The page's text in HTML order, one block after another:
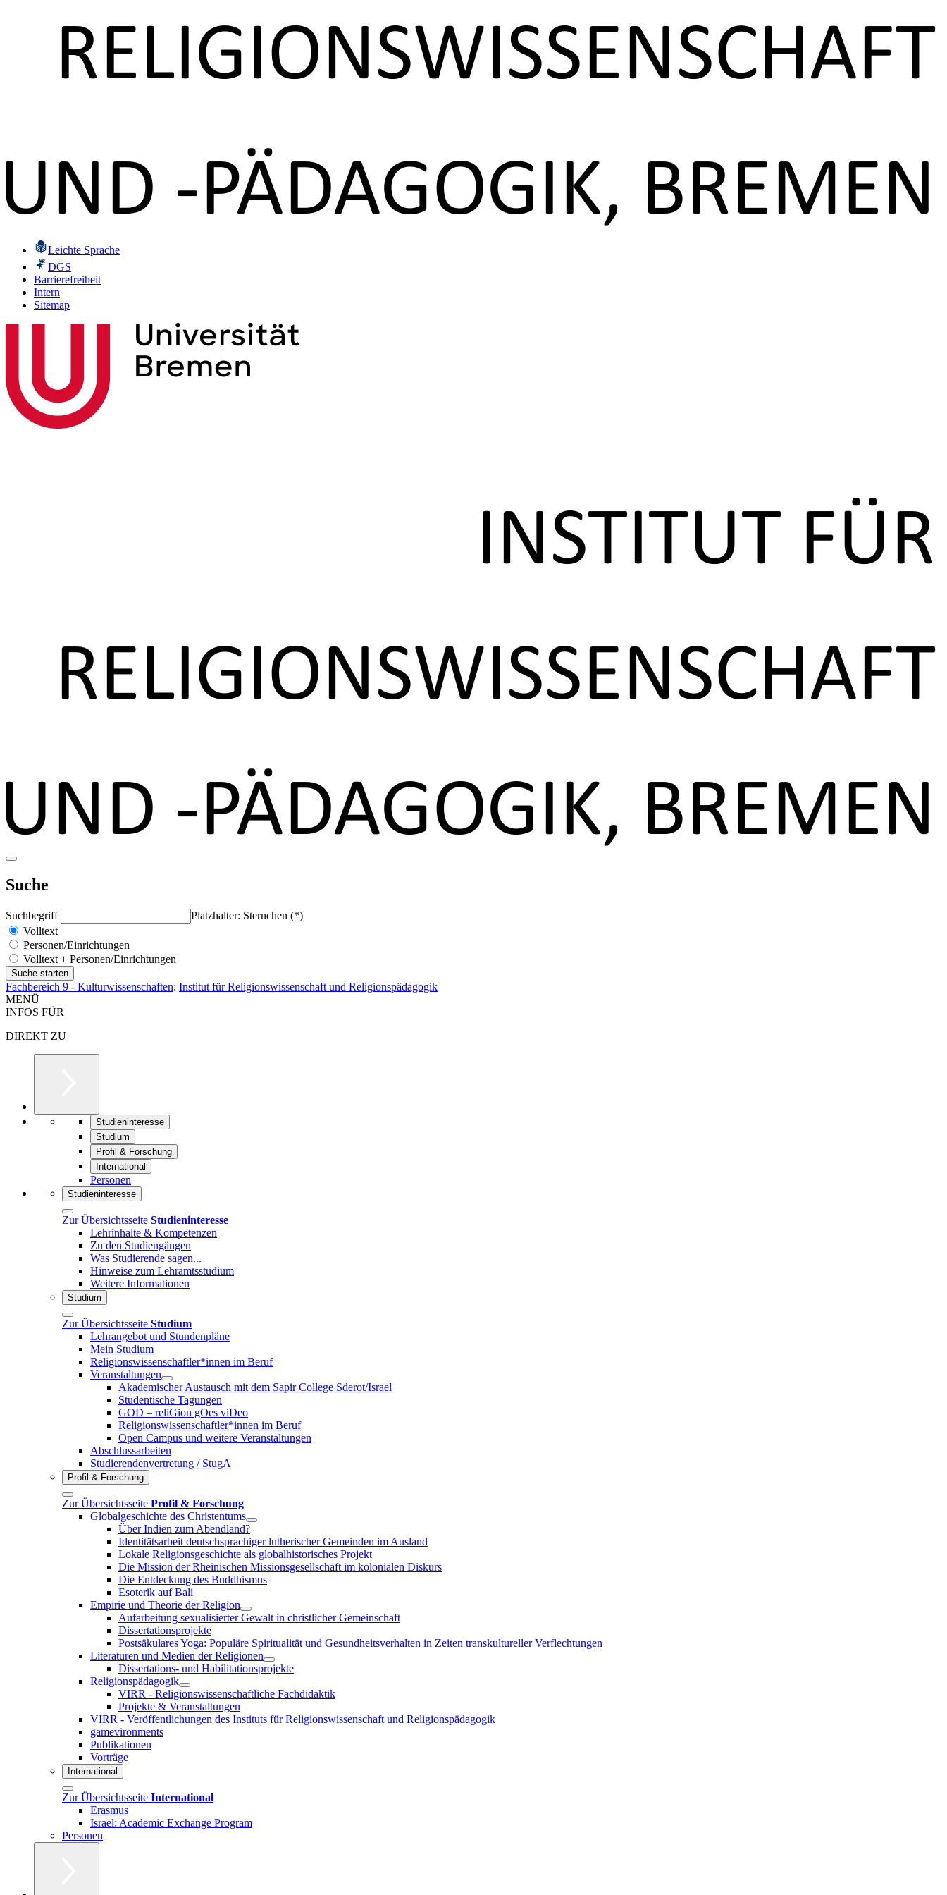
Leichte Sprache
DGS
Barrierefreiheit
Intern
Sitemap
Suche
Suchbegriff
Platzhalter: Sternchen (*)
Volltext
Personen/Einrichtungen
Volltext + Personen/Einrichtungen
Fachbereich 9 - Kulturwissenschaften: Institut für Religionswissenschaft und Religionspädagogik
MENÜ
INFOS FÜR
DIREKT ZU
Studieninteresse
Studium
Profil & Forschung
International
Personen
Studieninteresse
Zur Übersichtsseite Studieninteresse
Lehrinhalte & Kompetenzen
Zu den Studiengängen
Was Studierende sagen...
Hinweise zum Lehramtsstudium
Weitere Informationen
Studium
Zur Übersichtsseite Studium
Lehrangebot und Stundenpläne
Mein Studium
Religionswissenschaftler*innen im Beruf
Veranstaltungen
Akademischer Austausch mit dem Sapir College Sderot/Israel
Studentische Tagungen
GOD – reliGion gOes viDeo
Religionswissenschaftler*innen im Beruf
Open Campus und weitere Veranstaltungen
Abschlussarbeiten
Studierendenvertretung / StugA
Profil & Forschung
Zur Übersichtsseite Profil & Forschung
Globalgeschichte des Christentums
Über Indien zum Abendland?
Identitätsarbeit deutschsprachiger lutherischer Gemeinden im Ausland
Lokale Religionsgeschichte als globalhistorisches Projekt
Die Mission der Rheinischen Missionsgesellschaft im kolonialen Diskurs
Die Entdeckung des Buddhismus
Esoterik auf Bali
Empirie und Theorie der Religion
Aufarbeitung sexualisierter Gewalt in christlicher Gemeinschaft
Dissertationsprojekte
Postsäkulares Yoga: Populäre Spiritualität und Gesundheitsverhalten in Zeiten transkultureller Verflechtungen
Literaturen und Medien der Religionen
Dissertations- und Habilitationsprojekte
Religionspädagogik
VIRR - Religionswissenschaftliche Fachdidaktik
Projekte & Veranstaltungen
VIRR - Veröffentlichungen des Instituts für Religionswissenschaft und Religionspädagogik
gamevironments
Publikationen
Vorträge
International
Zur Übersichtsseite International
Erasmus
Israel: Academic Exchange Program
Personen